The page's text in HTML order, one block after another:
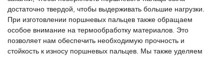
достаточно твердой, чтобы выдерживать большие нагрузки.
При изготовлении поршневых пальцев также обращаем
особое внимание на термообработку материалов. Это
позволяет нам обеспечить необходимую прочность и
стойкость к износу поршневых пальцев. Мы также уделяем